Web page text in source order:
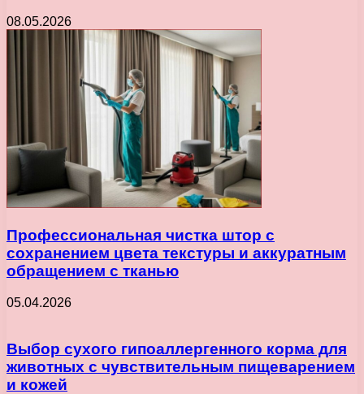
08.05.2026
Профессиональная чистка штор с
сохранением цвета текстуры и аккуратным
обращением с тканью
05.04.2026
Выбор сухого гипоаллергенного корма для
животных с чувствительным пищеварением
и кожей